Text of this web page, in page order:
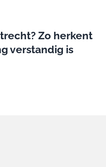
Zo herkent
verstandig is